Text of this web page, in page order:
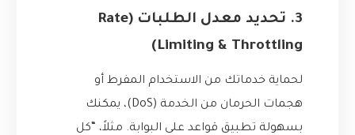
3. تحديد معدل الطلبات (Rate
Limiting & Throttling)
لحماية خدماتك من الاستخدام المفرط أو
هجمات الحرمان من الخدمة (DoS)، يمكنك
بسهولة تطبيق قواعد على البوابة. مثلاً، “كل